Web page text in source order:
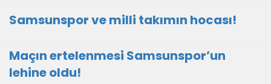
Samsunspor ve milli takımın hocası!
Maçın ertelenmesi Samsunspor’un
lehine oldu!